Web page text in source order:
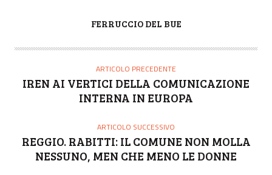
T
FERRUCCIO DEL BUE
ARTICOLO PRECEDENTE
IREN AI VERTICI DELLA COMUNICAZIONE
INTERNA IN EUROPA
ARTICOLO SUCCESSIVO
REGGIO. RABITTI: IL COMUNE NON MOLLA
NESSUNO, MEN CHE MENO LE DONNE